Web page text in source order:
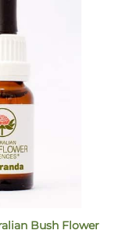
Bush Flower